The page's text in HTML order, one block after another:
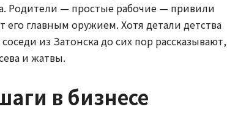
Родители — простые рабочие — привили
его главным оружием. Хотя детали детства
из Затонска до сих пор рассказывают,
и жатвы.
в бизнесе